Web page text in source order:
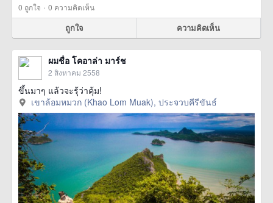
0 ถูกใจ · 0 ความคิดเห็น
ถูกใจ ความคิดเห็น
ผมชื่อ โคอาล่า มาร์ช
2 สิงหาคม 2558
ขึ้นมาๆ แล้วจะรุ้ว่าคุ้ม!
เขาล้อมหมวก (Khao Lom Muak), ประจวบคีรีขันธ์